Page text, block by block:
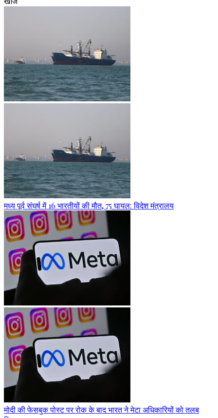
मध्य पूर्व संघर्ष में 16 भारतीयों की मौत, 75 घायल: विदेश मंत्रालय
मोदी की फेसबुक पोस्ट पर रोक के बाद भारत ने मेटा अधिकारियों को तलब